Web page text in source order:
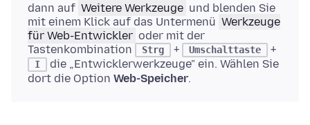
dann auf Weitere Werkzeuge und blenden Sie
mit einem Klick auf das Untermenü Werkzeuge
für Web-Entwickler oder mit der
Tastenkombination
Strg + Umschalttaste +
I
die „Entwicklerwerkzeuge" ein. Wählen Sie
dort die Option Web-Speicher.